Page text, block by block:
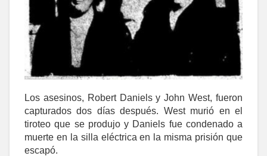
Los asesinos, Robert Daniels y John West, fueron
capturados dos días después. West murió en el
tiroteo que se produjo y Daniels fue condenado a
muerte en la silla eléctrica en la misma prisión que
escapó.